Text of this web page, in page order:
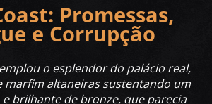
Promessas,
e Corrupção
o esplendor do palácio real,
marfim altaneiras sustentando um
brilhante de bronze, que parecia